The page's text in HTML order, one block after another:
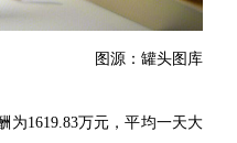
图源：罐头图库
为1619.83万元，平均一天大